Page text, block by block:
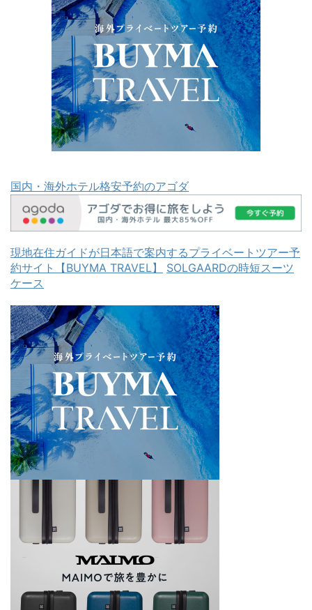
国内・海外ホテル格安予約のアゴダ
現地在住ガイドが日本語で案内するプライベートツアー予
約サイト【BUYMA TRAVEL】
SOLGAARDの時短スーツ
ケース